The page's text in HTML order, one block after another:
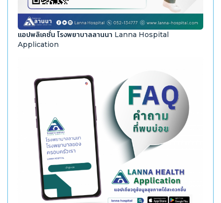
แอปพลิเคชั่น โรงพยาบาลลานนา Lanna Hospital
Application